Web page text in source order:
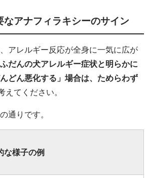
なアナフィラキシーのサイン
アレルギー反応が全身に一気に広が
ふだんの犬アレルギー症状と明らかに
どん悪化する」場合は、ためらわず
えてください。
通りです。
な様子の例